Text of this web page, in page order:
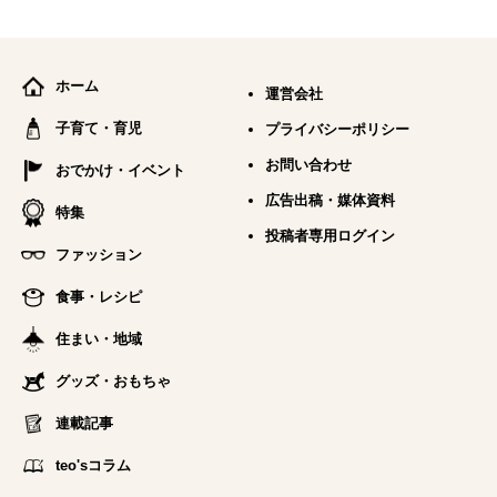
ホーム
子育て・育児
おでかけ・イベント
特集
ファッション
食事・レシピ
住まい・地域
グッズ・おもちゃ
連載記事
teo'sコラム
運営会社
プライバシーポリシー
お問い合わせ
広告出稿・媒体資料
投稿者専用ログイン